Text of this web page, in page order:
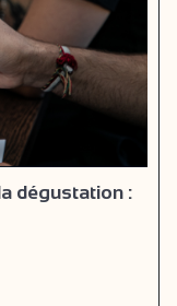
dégustation :